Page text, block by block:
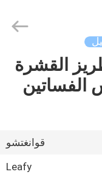
القشرة
الفساتين
قوانغتشو
Leafy